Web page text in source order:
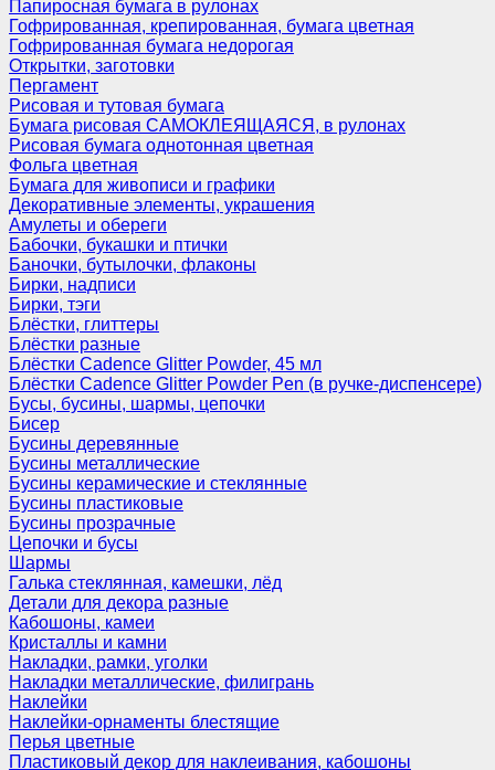
Папиросная бумага в рулонах
Гофрированная, крепированная, бумага цветная
Гофрированная бумага недорогая
Открытки, заготовки
Пергамент
Рисовая и тутовая бумага
Бумага рисовая САМОКЛЕЯЩАЯСЯ, в рулонах
Рисовая бумага однотонная цветная
Фольга цветная
Бумага для живописи и графики
Декоративные элементы, украшения
Амулеты и обереги
Бабочки, букашки и птички
Баночки, бутылочки, флаконы
Бирки, надписи
Бирки, тэги
Блёстки, глиттеры
Блёстки разные
Блёстки Cadence Glitter Powder, 45 мл
Блёстки Cadence Glitter Powder Pen (в ручке-диспенсере)
Бусы, бусины, шармы, цепочки
Бисер
Бусины деревянные
Бусины металлические
Бусины керамические и стеклянные
Бусины пластиковые
Бусины прозрачные
Цепочки и бусы
Шармы
Галька стеклянная, камешки, лёд
Детали для декора разные
Кабошоны, камеи
Кристаллы и камни
Накладки, рамки, уголки
Накладки металлические, филигрань
Наклейки
Наклейки-орнаменты блестящие
Перья цветные
Пластиковый декор для наклеивания, кабошоны